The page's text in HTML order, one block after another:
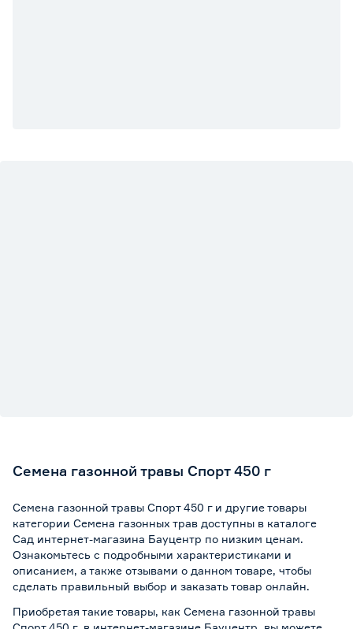
Семена газонной травы Спорт 450 г
Семена газонной травы Спорт 450 г и другие товары
категории Семена газонных трав доступны в каталоге
Сад интернет-магазина Бауцентр по низким ценам.
Ознакомьтесь с подробными характеристиками и
описанием, а также отзывами о данном товаре, чтобы
сделать правильный выбор и заказать товар онлайн.
Приобретая такие товары, как Семена газонной травы